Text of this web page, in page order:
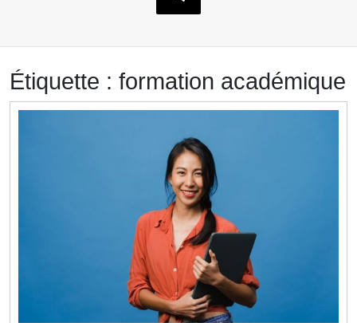
Étiquette : formation académique